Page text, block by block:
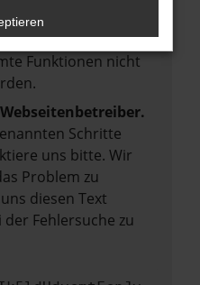
nicht nur ein
kann auch dazu
Funktionen nicht
Schritte
uns bitte. Wir
Problem zu
diesen Text
Fehlersuche zu